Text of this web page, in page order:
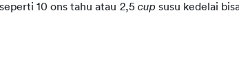
10 ons tahu atau 2,5 cup susu kedelai